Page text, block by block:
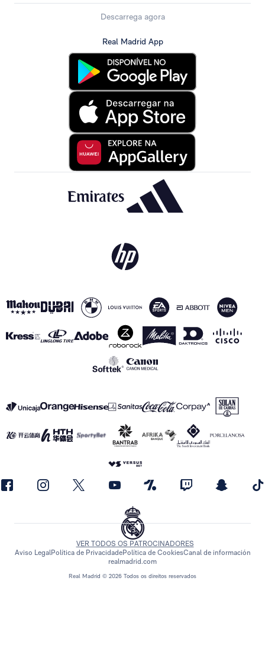
Descarrega agora
Real Madrid App
Real Madrid © 2026 Todos os direitos reservados
VER TODOS OS PATROCINADORES
Aviso LegalPolítica de PrivacidadePolítica de CookiesCanal de información
realmadrid.com